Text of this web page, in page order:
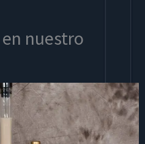
nuestro